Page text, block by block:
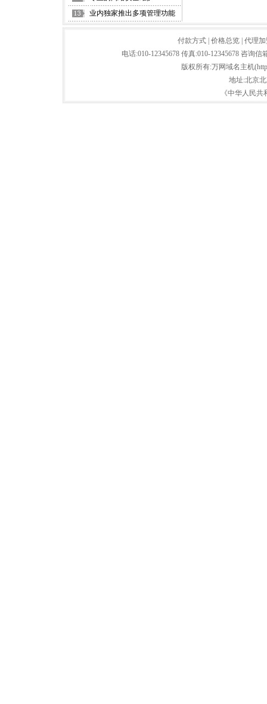
业内独家推出多项管理功能
付款方式 价格总览 代理
电话:010-12345678 传真:010-12345678 咨询
版权所有:万网域名主机
地址:北京
《中华人民